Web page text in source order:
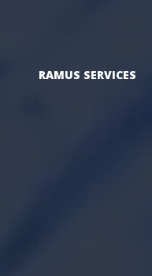
RAMUS SERVICES